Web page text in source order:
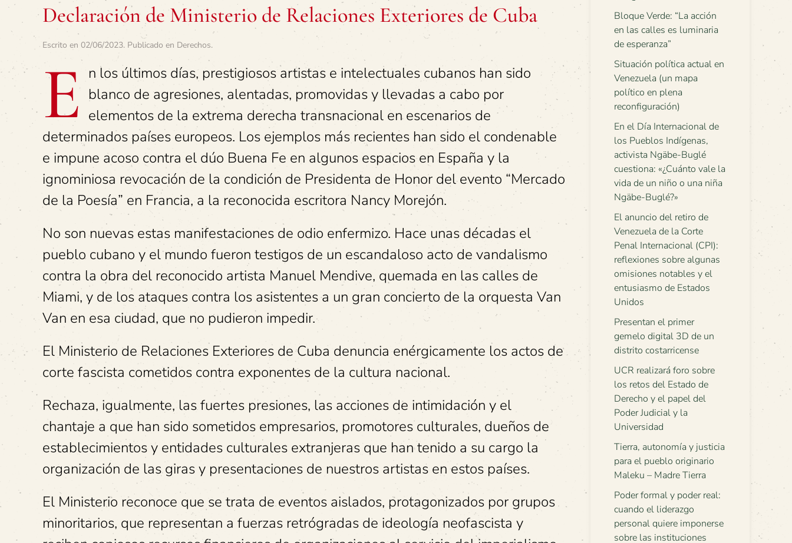
Declaración de Ministerio de Relaciones Exteriores de Cuba
Escrito en 02/06/2023. Publicado en Derechos.
E n los últimos días, prestigiosos artistas e intelectuales cubanos han sido
blanco de agresiones, alentadas, promovidas y llevadas a cabo por
elementos de la extrema derecha transnacional en escenarios de
determinados países europeos. Los ejemplos más recientes han sido el condenable
e impune acoso contra el dúo Buena Fe en algunos espacios en España y la
ignominiosa revocación de la condición de Presidenta de Honor del evento “Mercado
de la Poesía” en Francia, a la reconocida escritora Nancy Morejón.
No son nuevas estas manifestaciones de odio enfermizo. Hace unas décadas el
pueblo cubano y el mundo fueron testigos de un escandaloso acto de vandalismo
contra la obra del reconocido artista Manuel Mendive, quemada en las calles de
Miami, y de los ataques contra los asistentes a un gran concierto de la orquesta Van
Van en esa ciudad, que no pudieron impedir.
El Ministerio de Relaciones Exteriores de Cuba denuncia enérgicamente los actos de
corte fascista cometidos contra exponentes de la cultura nacional.
Rechaza, igualmente, las fuertes presiones, las acciones de intimidación y el
chantaje a que han sido sometidos empresarios, promotores culturales, dueños de
establecimientos y entidades culturales extranjeras que han tenido a su cargo la
organización de las giras y presentaciones de nuestros artistas en estos países.
El Ministerio reconoce que se trata de eventos aislados, protagonizados por grupos
minoritarios, que representan a fuerzas retrógradas de ideología neofascista y
Bloque Verde: “La acción
en las calles es luminaria
de esperanza”
Situación política actual en
Venezuela (un mapa
político en plena
reconfiguración)
En el Día Internacional de
los Pueblos Indígenas,
activista Ngäbe-Buglé
cuestiona: «¿Cuánto vale la
vida de un niño o una niña
Ngäbe-Buglé?»
El anuncio del retiro de
Venezuela de la Corte
Penal Internacional (CPI):
reflexiones sobre algunas
omisiones notables y el
entusiasmo de Estados
Unidos
Presentan el primer
gemelo digital 3D de un
distrito costarricense
UCR realizará foro sobre
los retos del Estado de
Derecho y el papel del
Poder Judicial y la
Universidad
Tierra, autonomía y justicia
para el pueblo originario
Maleku – Madre Tierra
Poder formal y poder real:
cuando el liderazgo
personal quiere imponerse
sobre las instituciones